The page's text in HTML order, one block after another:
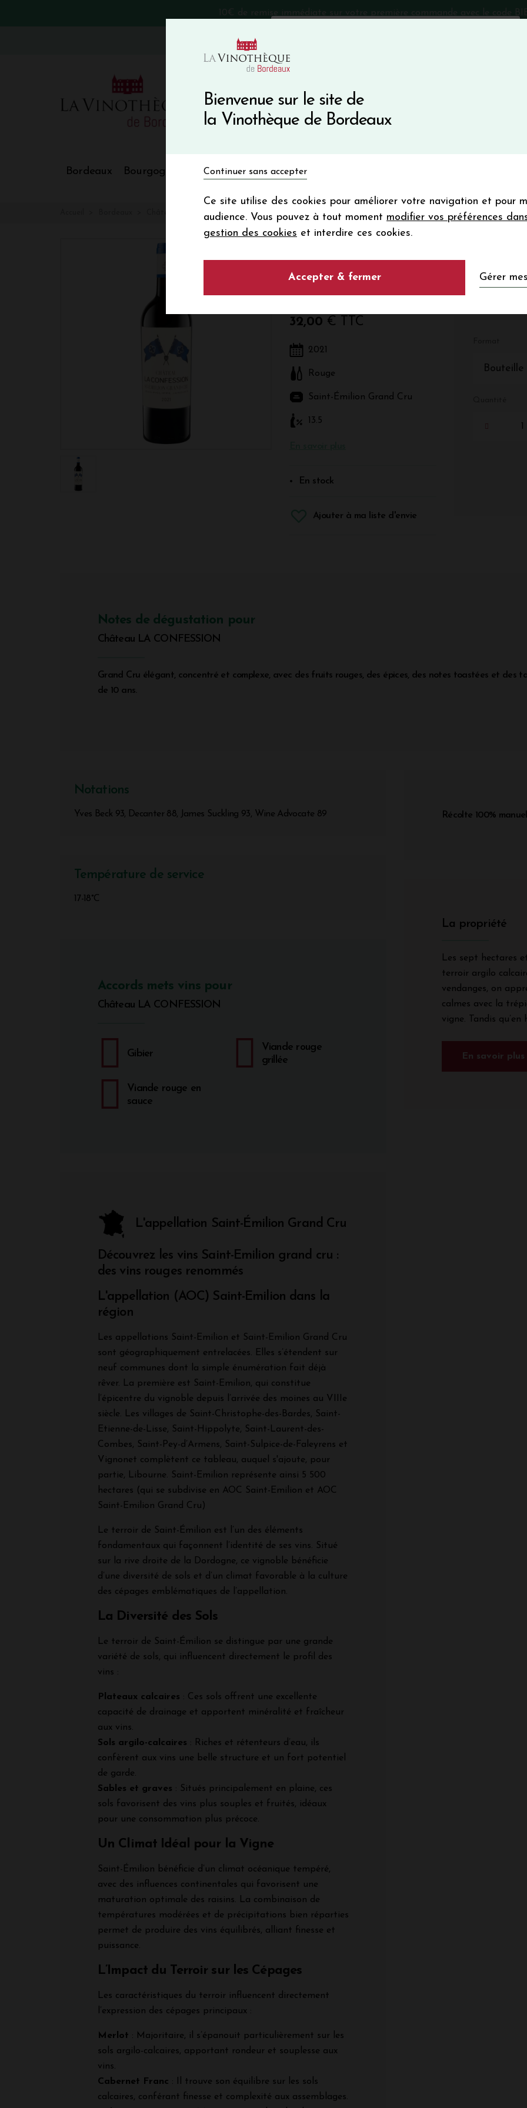
Bienvenue sur le site de
la Vinothèque de Bordeaux
Continuer sans accepter
Ce site utilise des cookies pour améliorer votre navigation et pour
audience. Vous pouvez à tout moment modifier vos préférences
gestion des cookies et interdire ces cookies.
Accepter & fermer Gérer
VinoBlog
Bordeaux Bourgogne Nos Régions Vins du monde
Château LA CONFESSION
Château LA
Rouge - Bordeaux - Saint-Émilion Grand Cru
32,00 € TTC
2021
Rouge
Saint-Émilion Grand Cru
13.5
En stock
Ajouter à ma liste d'envie
Notes de dégustation pour
Château LA CONFESSION
Grand Cru élégant, concentré et complexe, avec des fruits rouges, des épices, des notes toastées et des
de 10 ans.
Notations
Yves Beck 93, Decanter 88, James Suckling 93, Wine Advocate 89
Température de service
17-18°C
Accords mets vins pour
Château LA CONFESSION
Gibier
Viande rouge
grillée
Viande rouge en
sauce
L'appellation Saint-Émilion Grand Cru
Découvrez les vins Saint-Emilion grand cru :
des vins rouges renommés
L'appellation (AOC) Saint-Emilion dans la
région
Les appellations Saint-Emilion et Saint-Emilion Grand Cru
sont géographiquement entrelacées. Elles s’étendent sur
neuf communes dont la simple énumération fait déjà
rêver. La première est Saint-Emilion, qui constitue
l’épicentre du vignoble depuis l’arrivée des moines au VIIIe
siècle. Les villages de Saint-Christophe-des-Bardes, Saint-
Etienne-de-Lisse, Saint-Hippolyte, Saint-Laurent-des-
Combes, Saint-Pey-d’Armens, Saint-Sulpice-de-Faleyrens et
Vignonet complètent ce tableau, auquel s'ajoute, pour
partie, Libourne. Saint-Emilion représente ainsi 5 500
hectares (qui se subdivise en AOC Saint-Emilion et AOC
Saint-Emilion Grand Cru)
Le terroir de Saint-Émilion est l’un des éléments
fondamentaux qui façonnent l’identité de ses vins. Situé
sur la rive droite de la Dordogne, ce vignoble bénéficie
d’une diversité de sols et d’un climat favorable à la culture
des cépages emblématiques de l’appellation.
La Diversité des Sols
Le terroir de Saint-Émilion se distingue par une grande
variété de sols, qui influencent directement le profil des
vins :
Plateaux calcaires : Ces sols offrent une excellente
capacité de drainage et apportent minéralité et fraîcheur
aux vins.
Sols argilo-calcaires : Riches et rétenteurs d’eau, ils
confèrent aux vins une belle structure et un fort potentiel
de garde.
Sables et graves : Situés principalement en plaine, ces
sols favorisent des vins plus souples et fruités, idéaux
pour une consommation plus précoce.
Un Climat Idéal pour la Vigne
Saint-Émilion bénéficie d’un climat océanique tempéré,
avec des influences continentales qui favorisent une
maturation optimale des raisins. La combinaison de
températures modérées et de précipitations bien réparties
permet de produire des vins équilibrés, alliant finesse et
puissance.
L’Impact du Terroir sur les Cépages
Les caractéristiques du terroir influencent directement
l’expression des cépages principaux :
Merlot : Majoritaire, il s’épanouit particulièrement sur les
sols argilo-calcaires, apportant rondeur et souplesse aux
vins.
Cabernet Franc : Il trouve son équilibre sur les sols
calcaires, conférant finesse et complexité aux assemblages.
Récolte 100%
La propriété
Les sept hectares
terroir argilo
vendanges, on
calmes avec la
vigne. Tandis qu’en
En savoir
En m’abonnant, j’accepte de recevoir la
Vinothèque de Bordeaux.